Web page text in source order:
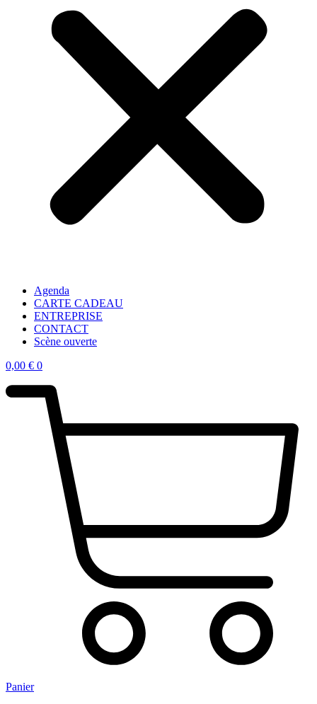
Agenda
CARTE CADEAU
ENTREPRISE
CONTACT
Scène ouverte
0,00 € 0
Panier